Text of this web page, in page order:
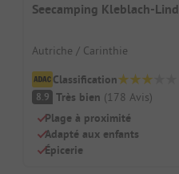
Seecamping Kleblach-Lind
Autriche / Carinthie
Classification
8.9 Très bien (178 Avis)
Plage à proximité
Adapté aux enfants
Épicerie